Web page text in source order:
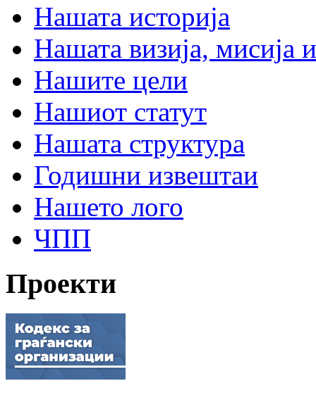
Нашата историја
Нашата визија, мисија и
Нашите цели
Нашиот статут
Нашата структура
Годишни извештаи
Нашето лого
ЧПП
Проекти